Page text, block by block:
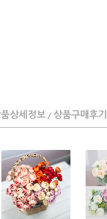
상세정보/ 상품구매후기